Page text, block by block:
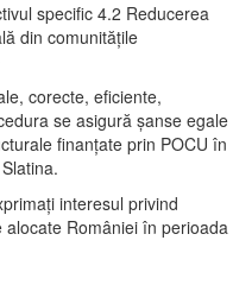
specific 4.2 Reducerea
din comunitățile
corecte, eficiente,
se asigură şanse egale
finanţate prin POCU în
interesul privind
României în perioada